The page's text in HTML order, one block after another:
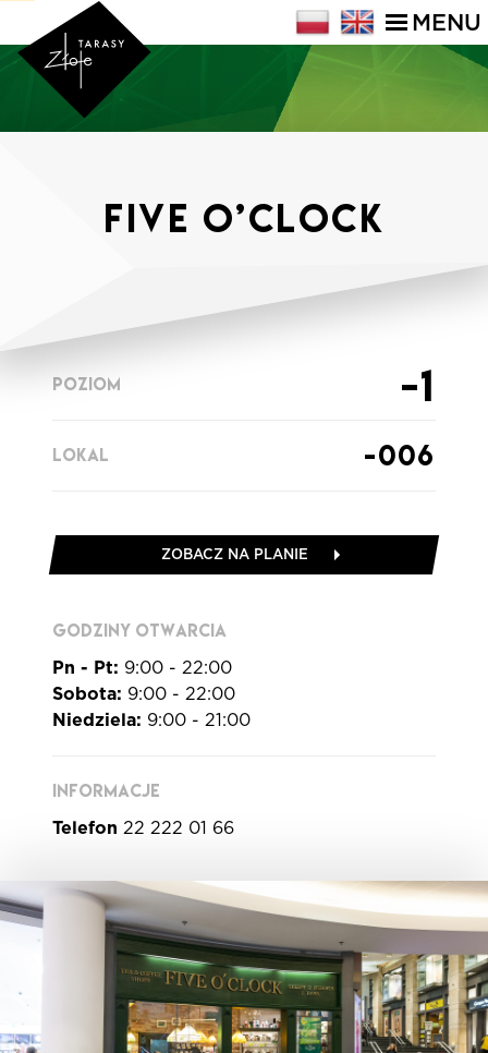
MENU
Five o’clock
POZIOM -1
LOKAL -006
ZOBACZ NA PLANIE
GODZINY OTWARCIA
Pn - Pt: 9:00 - 22:00
Sobota: 9:00 - 22:00
Niedziela: 9:00 - 21:00
INFORMACJE
Telefon 22 222 01 66